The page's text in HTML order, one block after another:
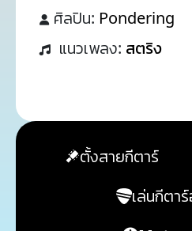
ศิลปิน: Pondering
แนวเพลง: สตริง
ตั้งสายกีตาร์
เล่นกีตา